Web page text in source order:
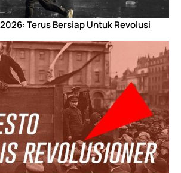
Terus Bersiap Untuk Revolusi